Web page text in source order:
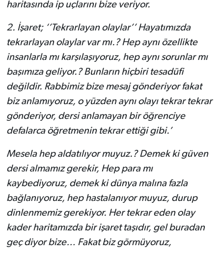
haritasında ip uçlarını bize veriyor.
2. İşaret; ‘’Tekrarlayan olaylar’’ Hayatımızda
tekrarlayan olaylar var mı.? Hep aynı özellikte
insanlarla mı karşılaşıyoruz, hep aynı sorunlar mı
başımıza geliyor.? Bunların hiçbiri tesadüfi
değildir. Rabbimiz bize mesaj gönderiyor fakat
biz anlamıyoruz, o yüzden aynı olayı tekrar tekrar
gönderiyor, dersi anlamayan bir öğrenciye
defalarca öğretmenin tekrar ettiği gibi.’
Mesela hep aldatılıyor muyuz.? Demek ki güven
dersi almamız gerekir, Hep para mı
kaybediyoruz, demek ki dünya malına fazla
bağlanıyoruz, hep hastalanıyor muyuz, durup
dinlenmemiz gerekiyor. Her tekrar eden olay
kader haritamızda bir işaret taşıdır, gel buradan
geç diyor bize… Fakat biz görmüyoruz,